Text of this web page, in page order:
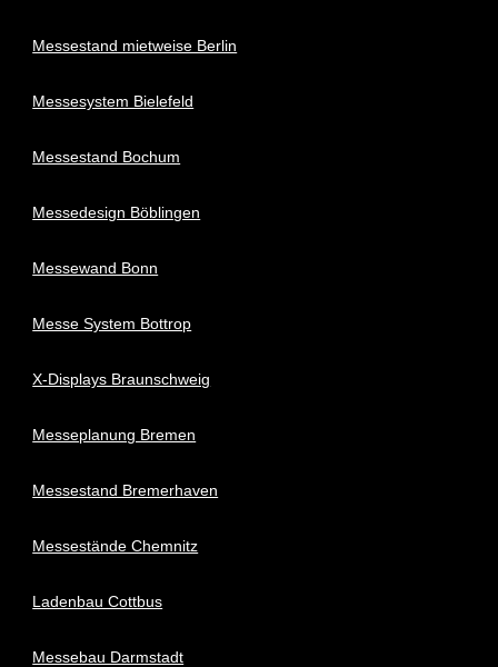
Messestand mietweise Berlin
Messesystem Bielefeld
Messestand Bochum
Messedesign Böblingen
Messewand Bonn
Messe System Bottrop
X-Displays Braunschweig
Messeplanung Bremen
Messestand Bremerhaven
Messestände Chemnitz
Ladenbau Cottbus
Messebau Darmstadt